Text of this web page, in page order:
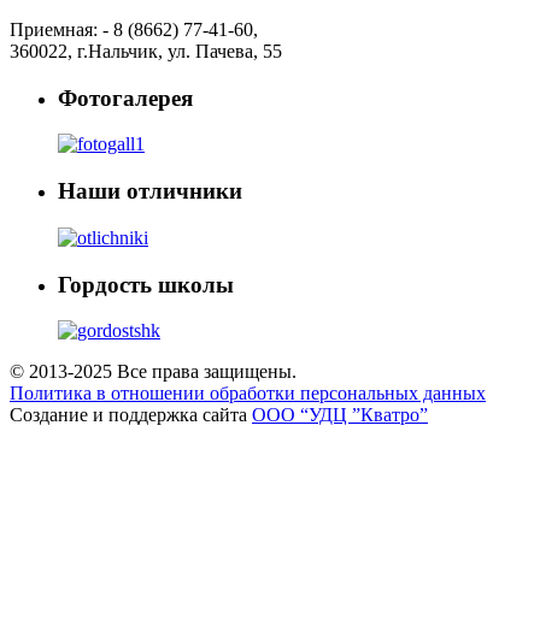
Приемная: - 8 (8662) 77-41-60,
360022, г.Нальчик, ул. Пачева, 55
Фотогалерея
Наши отличники
Гордость школы
© 2013-2025 Все права защищены.
Политика в отношении обработки персональных данных
Создание и поддержка сайта ООО “УДЦ ”Кватро”